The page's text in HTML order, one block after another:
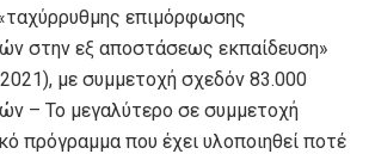
επιμόρφωσης
στην εξ αποστάσεως εκπαίδευση»
2021), με συμμετοχή σχεδόν 83.000
– Το μεγαλύτερο σε συμμετοχή
πρόγραμμα που έχει υλοποιηθεί ποτέ